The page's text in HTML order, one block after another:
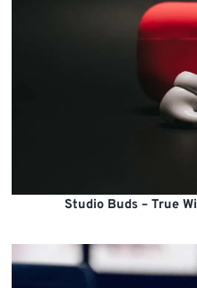
Studio Buds – True